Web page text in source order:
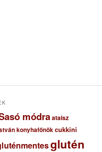
módraataisz
konyhafőnökcukkini
glutén